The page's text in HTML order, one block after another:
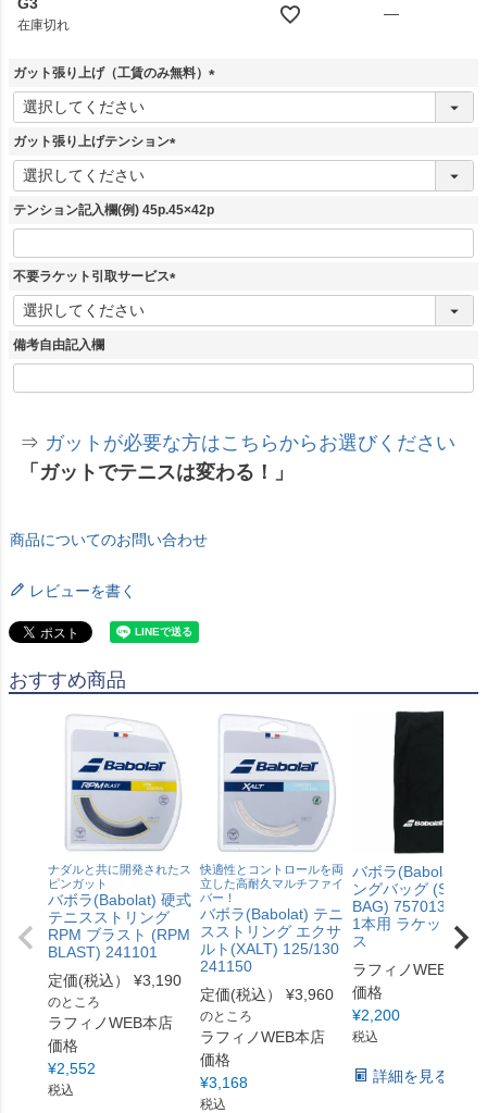
在庫切れ
—
ガット張り上げ（工賃のみ無料）
(
ガット張り上げテンション
(
須
テンション記入欄(例) 45p.45×42p
不要ラケット引取サービス
(
備考自由記入欄
⇒ ガットが必要な方はこちらからお選びください
「ガットでテニスは変わる！」
商品についてのお問い合わせ
レビューを書く
おすすめ商品
ナダルと共に開発されたス
ピンガット
バボラ(Babolat) 硬式
テニスストリング
RPM ブラスト (RPM
BLAST) 241101
定価(税込）
¥3,190
のところ
ラフィノWEB本店
価格
¥2,552
税込
快適性とコントロールを両
立した高耐久マルチファイ
バー！
バボラ(Babolat) テニ
スストリング エクサ
ルト(XALT) 125/130
241150
定価(税込）
¥3,960
のところ
ラフィノWEB本店
価格
¥3,168
税込
バボラ(Babolat) ス
ングバッグ (SLING
BAG) 757013 テニ
1本用 ラケットケー
ス
ラフィノWEB本店
価格
¥2,200
税込
詳細を見る